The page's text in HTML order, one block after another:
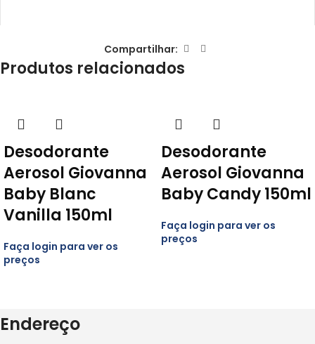
Nome
E-mail*
Salvar meus dados neste navegador para a próxima vez que
eu comentar.
Compartilhar:
Produtos relacionados
Desodorante
Aerosol Giovanna
Baby Blanc
Vanilla 150ml
Faça login para ver os
preços
Desodorante
Aerosol Giovanna
Baby Candy 150ml
Faça login para ver os
preços
Endereço